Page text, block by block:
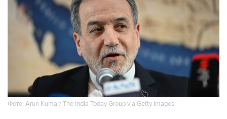
Фото: Arun Kumar/ The India Today Group via Getty Images
Москва. 8 августа. INTERFAX.RU - Тегеран и